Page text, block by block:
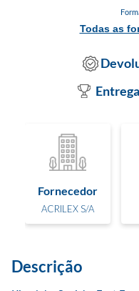
Todas as
Fornecedor
ACRILEX S/A
Descrição